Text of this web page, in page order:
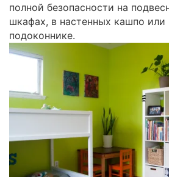
полной безопасности на
шкафах, в настенных кашпо
подоконнике.